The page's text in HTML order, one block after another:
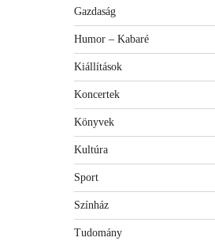
Gazdaság
Humor – Kabaré
Kiállítások
Koncertek
Könyvek
Kultúra
Sport
Színház
Tudomány